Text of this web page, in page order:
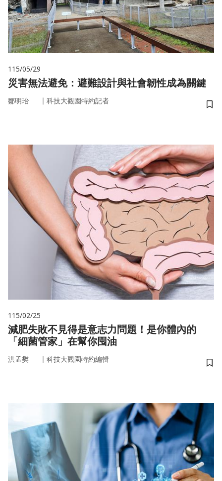
115/05/29
災害無法避免：避難設計與社會韌性成為關鍵
鄒明珆 ｜ 科技大觀園特約記者
儲
115/02/25
減肥失敗不見得是意志力問題！是你體內的
「細菌管家」在幫你囤油
洪孟樊 ｜ 科技大觀園特約編輯
儲